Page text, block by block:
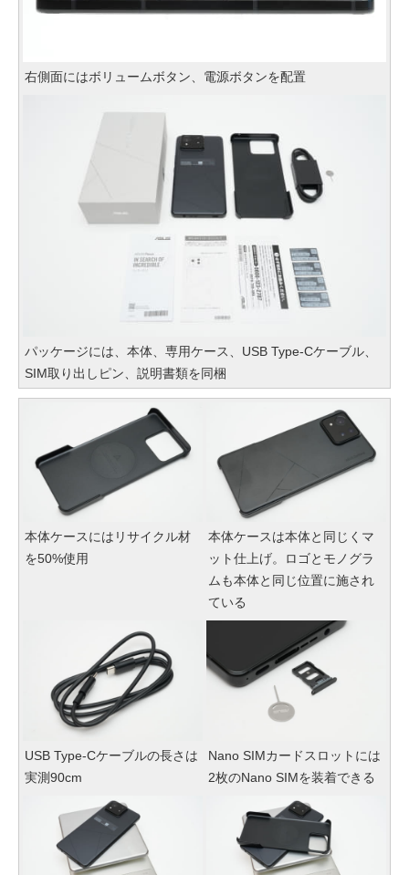
右側面にはボリュームボタン、電源ボタンを配置
パッケージには、本体、専用ケース、USB Type-Cケーブル、
SIM取り出しピン、説明書類を同梱
本体ケースにはリサイクル材
を50%使用
本体ケースは本体と同じくマ
ット仕上げ。ロゴとモノグラ
ムも本体と同じ位置に施され
ている
USB Type-Cケーブルの長さは
実測90cm
Nano SIMカードスロットには
2枚のNano SIMを装着できる